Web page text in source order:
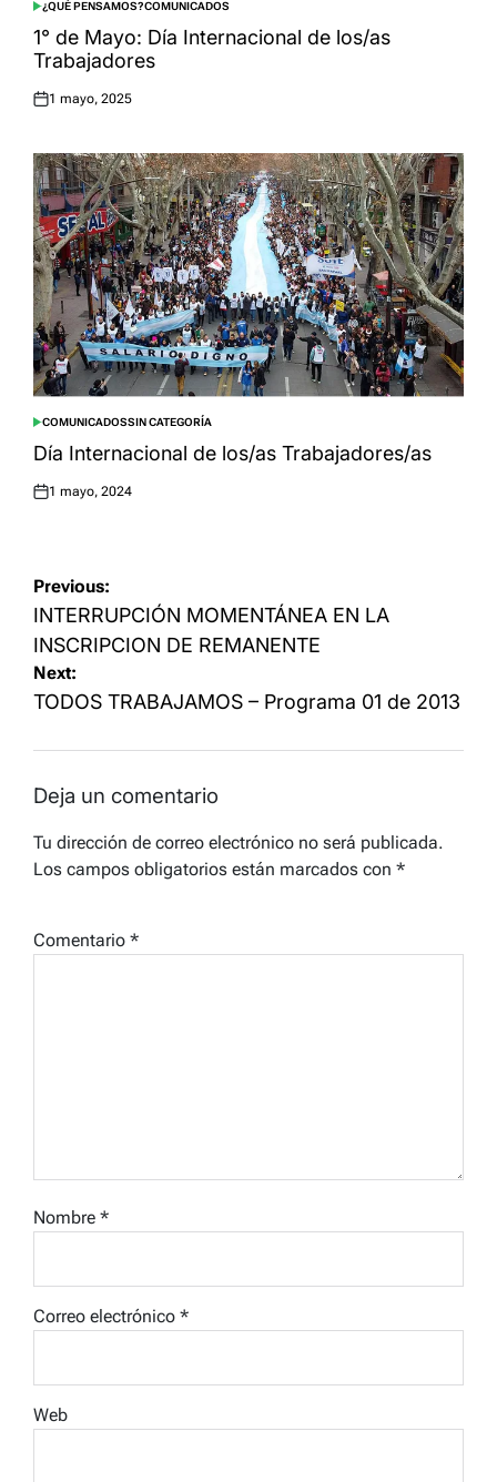
POSTED
IN
¿QUÉ PENSAMOS?COMUNICADOS
1° de Mayo: Día Internacional de los/as
Trabajadores
Posted
1 mayo, 2025
POSTED
IN
COMUNICADOSSIN CATEGORÍA
Día Internacional de los/as Trabajadores/as
Posted
1 mayo, 2024
Navegación
de
entradas
Previous:
INTERRUPCIÓN MOMENTÁNEA EN LA
INSCRIPCION DE REMANENTE
Next:
TODOS TRABAJAMOS – Programa 01 de 2013
Deja un comentario
Tu dirección de correo electrónico no será publicada.
Los campos obligatorios están marcados con *
Comentario *
Nombre *
Correo electrónico *
Web